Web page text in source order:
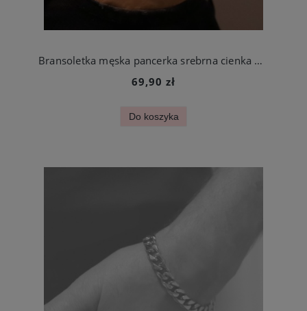
Bransoletka męska pancerka srebrna cienka 5 mm 18 cm, 21 cm lub 23 cm
69,90 zł
Do koszyka